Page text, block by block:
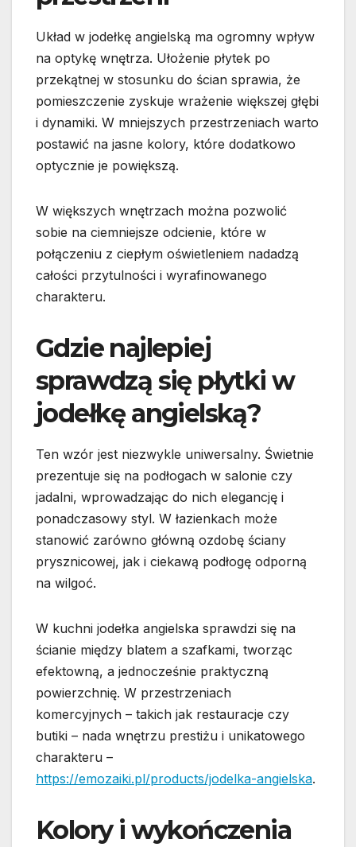
Układ w jodełkę angielską ma ogromny wpływ
na optykę wnętrza. Ułożenie płytek po
przekątnej w stosunku do ścian sprawia, że
pomieszczenie zyskuje wrażenie większej głębi
i dynamiki. W mniejszych przestrzeniach warto
postawić na jasne kolory, które dodatkowo
optycznie je powiększą.
W większych wnętrzach można pozwolić
sobie na ciemniejsze odcienie, które w
połączeniu z ciepłym oświetleniem nadadzą
całości przytulności i wyrafinowanego
charakteru.
Gdzie najlepiej
sprawdzą się płytki w
jodełkę angielską?
Ten wzór jest niezwykle uniwersalny. Świetnie
prezentuje się na podłogach w salonie czy
jadalni, wprowadzając do nich elegancję i
ponadczasowy styl. W łazienkach może
stanowić zarówno główną ozdobę ściany
prysznicowej, jak i ciekawą podłogę odporną
na wilgoć.
W kuchni jodełka angielska sprawdzi się na
ścianie między blatem a szafkami, tworząc
efektowną, a jednocześnie praktyczną
powierzchnię. W przestrzeniach
komercyjnych – takich jak restauracje czy
butiki – nada wnętrzu prestiżu i unikatowego
charakteru –
https://emozaiki.pl/products/jodelka-angielska.
Kolory i wykończenia